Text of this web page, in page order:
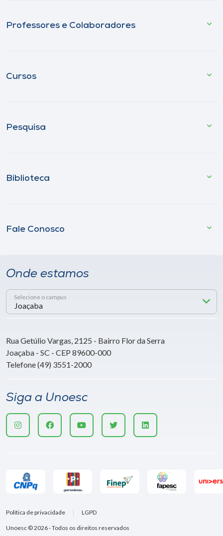
Professores e Colaboradores
Cursos
Pesquisa
Biblioteca
Fale Conosco
Onde estamos
Selecione o campus
Rua Getúlio Vargas, 2125 - Bairro Flor da Serra
Joaçaba - SC - CEP 89600-000
Telefone (49) 3551-2000
Siga a Unoesc
Unoesc © 2026 - Todos os direitos reservados
Política de privacidade LGPD